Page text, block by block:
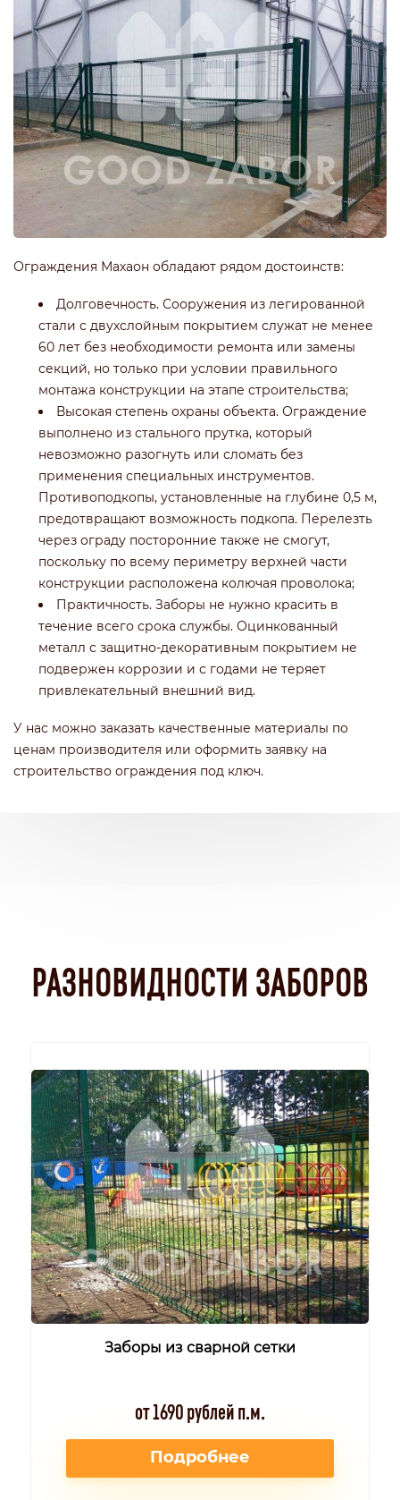
Ограждения Махаон обладают рядом достоинств:
Долговечность. Сооружения из легированной
стали с двухслойным покрытием служат не менее
60 лет без необходимости ремонта или замены
секций, но только при условии правильного
монтажа конструкции на этапе строительства;
Высокая степень охраны объекта. Ограждение
выполнено из стального прутка, который
невозможно разогнуть или сломать без
применения специальных инструментов.
Противоподкопы, установленные на глубине 0,5 м,
предотвращают возможность подкопа. Перелезть
через ограду посторонние также не смогут,
поскольку по всему периметру верхней части
конструкции расположена колючая проволока;
Практичность. Заборы не нужно красить в
течение всего срока службы. Оцинкованный
металл с защитно-декоративным покрытием не
подвержен коррозии и с годами не теряет
привлекательный внешний вид.
У нас можно заказать качественные материалы по
ценам производителя или оформить заявку на
строительство ограждения под ключ.
РАЗНОВИДНОСТИ ЗАБОРОВ
Заборы из сварной сетки
от 1690 рублей п.м.
Подробнее